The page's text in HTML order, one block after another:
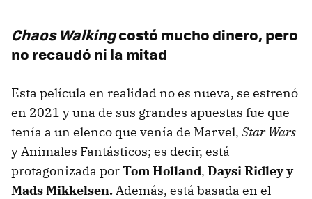
Chaos Walkingcostó mucho dinero, pero
no recaudó ni la mitad
Esta película en realidad no es nueva, se estrenó
en 2021 y una de sus grandes apuestas fue que
tenía a un elenco que venía de Marvel, Star Wars
y Animales Fantásticos; es decir, está
protagonizada porTom Holland, Daysi Ridley y
Mads Mikkelsen.Además, está basada en el